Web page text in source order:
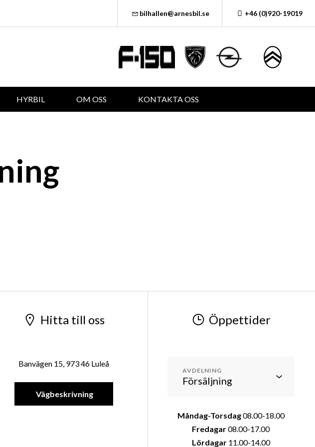
bilhallen@arnesbil.se +46 (0)920-19019
HYRBIL OM OSS KONTAKTA OSS
Hitta till oss
Banvägen 15, 973 46 Luleå
Vägbeskrivning
Öppettider
AVDELNING
Måndag-Torsdag08.00-18.00
Fredagar08.00-17.00
Lördagar11.00-14.00